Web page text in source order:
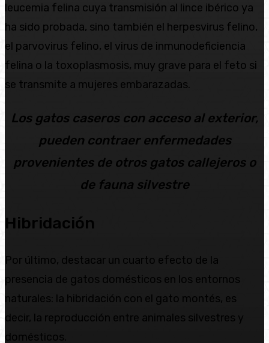
leucemia felina cuya transmisión al lince ibérico ya
ha sido probada, sino también el herpesvirus felino,
el parvovirus felino, el virus de inmunodeficiencia
felina o la toxoplasmosis, muy grave para el feto si
se transmite a mujeres embarazadas.
Los gatos caseros con acceso al exterior,
pueden contraer enfermedades
provenientes de otros gatos callejeros o
de fauna silvestre
Hibridación
Por último, destacar un cuarto efecto de la
presencia de gatos domésticos en los entornos
naturales: la hibridación con el gato montés, es
decir, la reproducción entre animales silvestres y
domésticos.